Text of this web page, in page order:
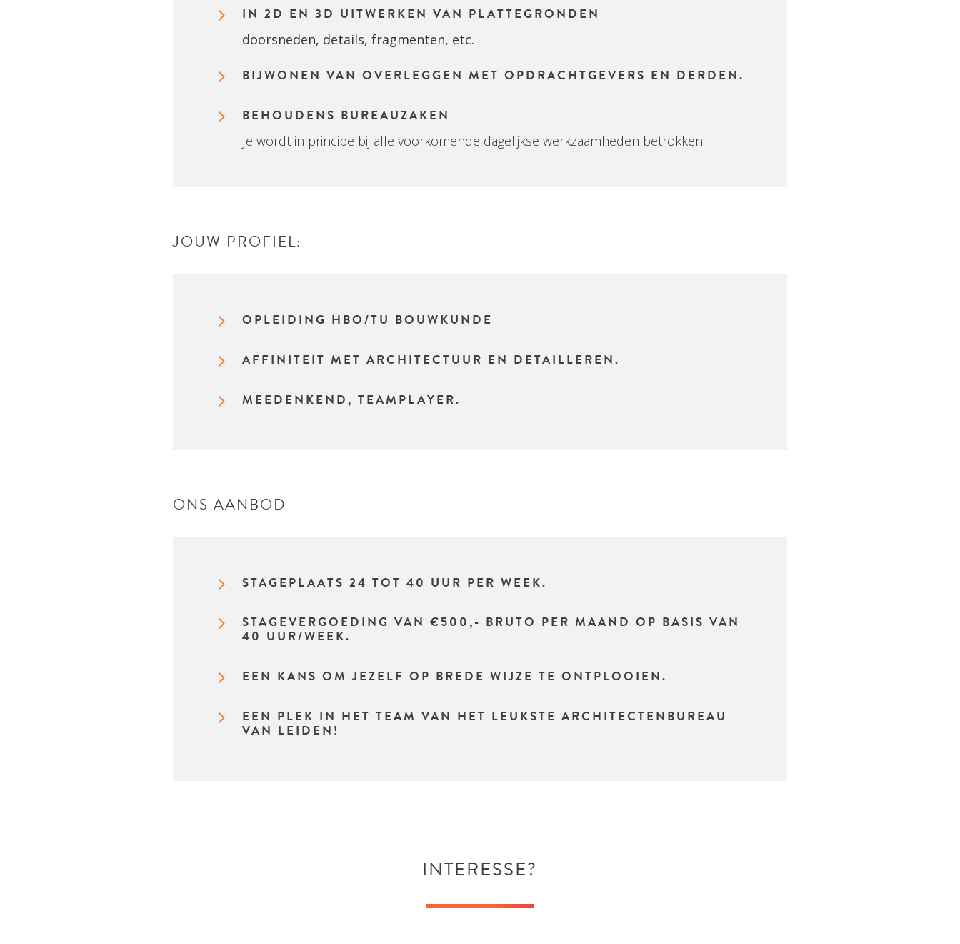
5 IN 2D EN 3D UITWERKEN VAN PLATTEGRONDEN
doorsneden, details, fragmenten, etc.
5 BIJWONEN VAN OVERLEGGEN MET OPDRACHTGEVERS EN DERDEN.
5 BEHOUDENS BUREAUZAKEN
Je wordt in principe bij alle voorkomende dagelijkse werkzaamheden betrokken.
JOUW PROFIEL:
5 OPLEIDING HBO/TU BOUWKUNDE
5 AFFINITEIT MET ARCHITECTUUR EN DETAILLEREN.
5 MEEDENKEND, TEAMPLAYER.
ONS AANBOD
5 STAGEPLAATS 24 TOT 40 UUR PER WEEK.
5
STAGEVERGOEDING VAN €500,- BRUTO PER MAAND OP BASIS VAN
40 UUR/WEEK.
5 EEN KANS OM JEZELF OP BREDE WIJZE TE ONTPLOOIEN.
5
EEN PLEK IN HET TEAM VAN HET LEUKSTE ARCHITECTENBUREAU
VAN LEIDEN!
INTERESSE?